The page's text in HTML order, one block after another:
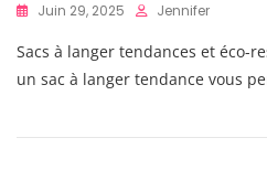
Juin 29, 2025 Jennifer
Sacs à langer tendances et éco-
un sac à langer tendance vous